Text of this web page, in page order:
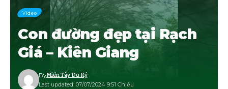
Video
Con đường đẹp tại Rạch
Giá – Kiên Giang
Last updated: 07/07/2024 9:51 Chiều
ByMiền Tây Du Ký